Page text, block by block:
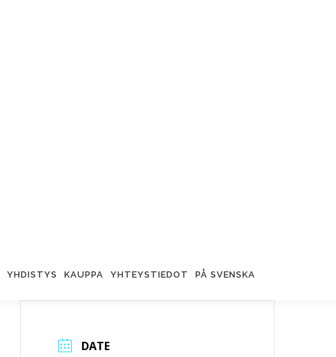
YHDISTYS KAUPPA YHTEYSTIEDOT PÅ SVENSKA
DATE